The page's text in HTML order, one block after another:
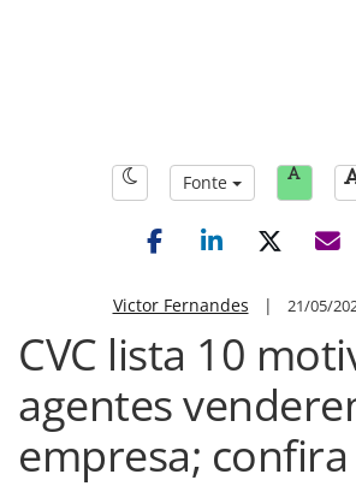
Fonte
Victor Fernandes | 21/05/
CVC lista 10
agentes
empresa; confira